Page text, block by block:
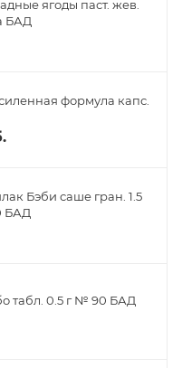
ягоды паст. жев.
БАД
формула капс.
Бэби саше гран. 1.5
БАД
табл. 0.5 г № 90 БАД